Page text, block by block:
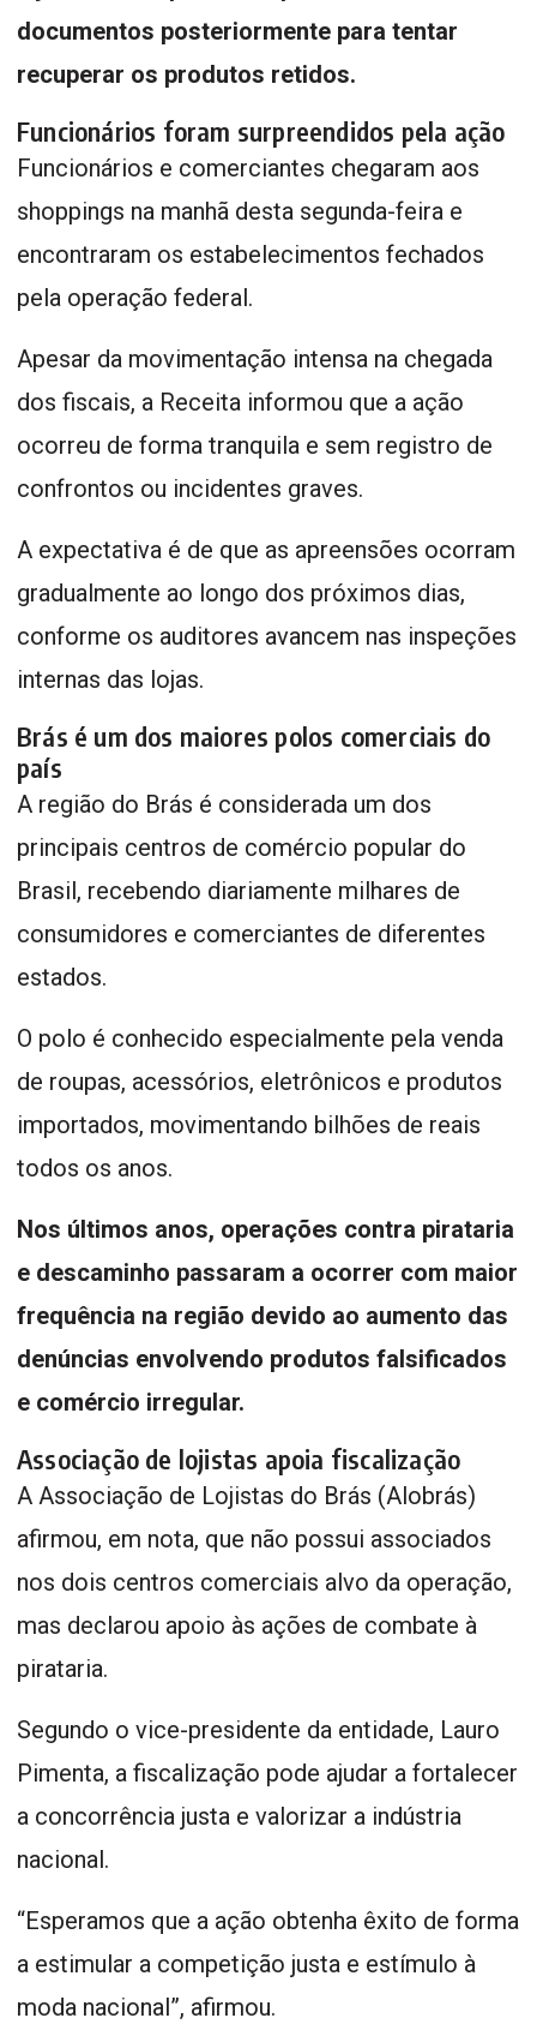
documentos posteriormente para tentar
recuperar os produtos retidos.
Funcionários foram surpreendidos pela ação
Funcionários e comerciantes chegaram aos
shoppings na manhã desta segunda-feira e
encontraram os estabelecimentos fechados
pela operação federal.
Apesar da movimentação intensa na chegada
dos fiscais, a Receita informou que a ação
ocorreu de forma tranquila e sem registro de
confrontos ou incidentes graves.
A expectativa é de que as apreensões ocorram
gradualmente ao longo dos próximos dias,
conforme os auditores avancem nas inspeções
internas das lojas.
Brás é um dos maiores polos comerciais do
país
A região do Brás é considerada um dos
principais centros de comércio popular do
Brasil, recebendo diariamente milhares de
consumidores e comerciantes de diferentes
estados.
O polo é conhecido especialmente pela venda
de roupas, acessórios, eletrônicos e produtos
importados, movimentando bilhões de reais
todos os anos.
Nos últimos anos, operações contra pirataria
e descaminho passaram a ocorrer com maior
frequência na região devido ao aumento das
denúncias envolvendo produtos falsificados
e comércio irregular.
Associação de lojistas apoia fiscalização
A Associação de Lojistas do Brás (Alobrás)
afirmou, em nota, que não possui associados
nos dois centros comerciais alvo da operação,
mas declarou apoio às ações de combate à
pirataria.
Segundo o vice-presidente da entidade, Lauro
Pimenta, a fiscalização pode ajudar a fortalecer
a concorrência justa e valorizar a indústria
nacional.
“Esperamos que a ação obtenha êxito de forma
a estimular a competição justa e estímulo à
moda nacional”, afirmou.